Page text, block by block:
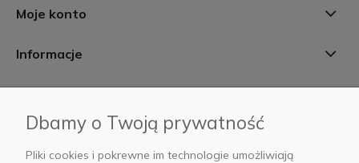
Moje konto
Informacje
AB Foto
Dbamy o Twoją prywatność
Pliki cookies i pokrewne im technologie umożliwiają